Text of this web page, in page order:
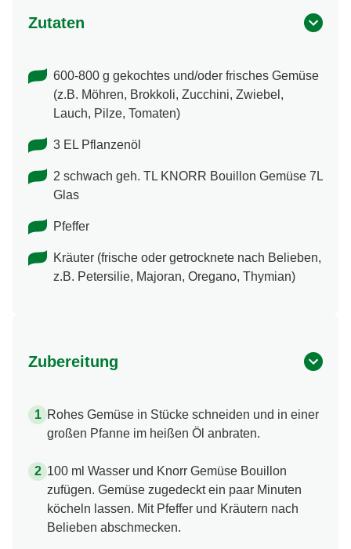
Zutaten
600-800 g gekochtes und/oder frisches Gemüse
(z.B. Möhren, Brokkoli, Zucchini, Zwiebel,
Lauch, Pilze, Tomaten)
3 EL Pflanzenöl
2 schwach geh. TL KNORR Bouillon Gemüse 7L
Glas
Pfeffer
Kräuter (frische oder getrocknete nach Belieben,
z.B. Petersilie, Majoran, Oregano, Thymian)
Zubereitung
Rohes Gemüse in Stücke schneiden und in einer
großen Pfanne im heißen Öl anbraten.
100 ml Wasser und Knorr Gemüse Bouillon
zufügen. Gemüse zugedeckt ein paar Minuten
köcheln lassen. Mit Pfeffer und Kräutern nach
Belieben abschmecken.